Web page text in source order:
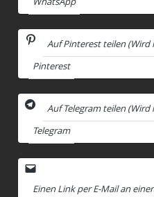
Auf Pinterest teilen
Pinterest
Auf Telegram teilen
Telegram
Einen Link per E-Mail an